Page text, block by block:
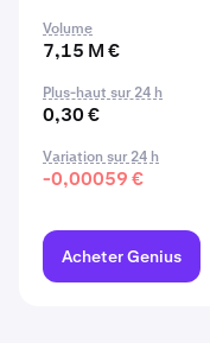
Volume
7,15 M €
Plus-haut sur 24 h
0,30 €
Variation sur 24 h
-0,00059 €
Acheter Genius